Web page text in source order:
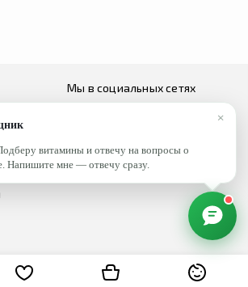
Мы в социальных сетях
×
витамины и отвечу на вопросы о
Напишите мне — отвечу сразу.